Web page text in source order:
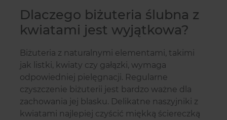
Dlaczego biżuteria ślubna z
kwiatami jest wyjątkowa?
Biżuteria z naturalnymi elementami, takimi
jak listki, kwiaty czy gałązki, wymaga
odpowiedniej pielęgnacji. Regularne
czyszczenie biżuterii jest bardzo ważne dla
zachowania jej blasku. Delikatne naszyjniki z
kwiatami najlepiej czyścić miękką ściereczką